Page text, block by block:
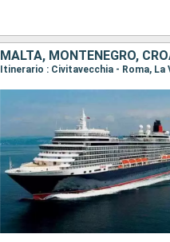
MALTA, MONTENEGRO,